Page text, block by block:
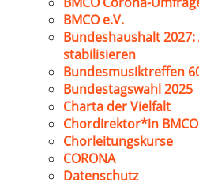
BMCO e.V.
Bundeshaushalt
stabilisieren
Bundesmusiktreffen
Bundestagswahl 2025
Charta der Vielfalt
Chordirektor*in BMCO
Chorleitungskurse
CORONA
Datenschutz